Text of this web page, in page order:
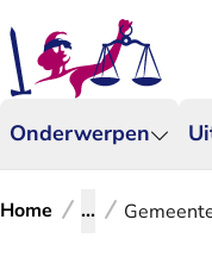
Onderwerpen
Home ...